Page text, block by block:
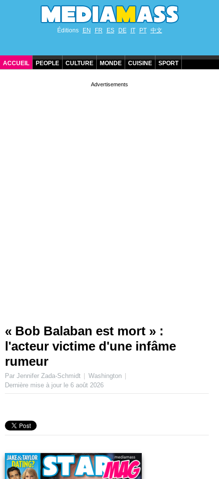
Éditions EN FR ES DE IT PT 中文
ACCUEIL PEOPLE CULTURE MONDE CUISINE SPORT
« Bob Balaban est mort » :
l'acteur victime d'une infâme
rumeur
Par Jennifer Zada-Schmidt
Washington
Dernière mise à jour le 6 août 2026